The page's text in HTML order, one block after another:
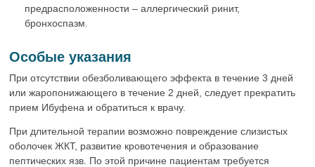
предрасположенности – аллергический ринит,
бронхоспазм.
Особые указания
При отсутствии обезболивающего эффекта в течение 3 дней
или жаропонижающего в течение 2 дней, следует прекратить
прием Ибуфена и обратиться к врачу.
При длительной терапии возможно повреждение слизистых
оболочек ЖКТ, развитие кровотечения и образование
пептических язв. По этой причине пациентам требуется